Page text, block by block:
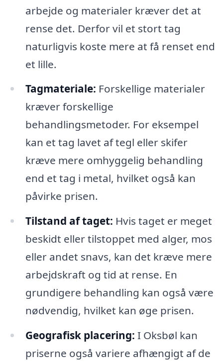
arbejde og materialer kræver det at
rense det. Derfor vil et stort tag
naturligvis koste mere at få renset end
et lille.
Tagmateriale: Forskellige materialer
kræver forskellige
behandlingsmetoder. For eksempel
kan et tag lavet af tegl eller skifer
kræve mere omhyggelig behandling
end et tag i metal, hvilket også kan
påvirke prisen.
Tilstand af taget: Hvis taget er meget
beskidt eller tilstoppet med alger, mos
eller andet snavs, kan det kræve mere
arbejdskraft og tid at rense. En
grundigere behandling kan også være
nødvendig, hvilket kan øge prisen.
Geografisk placering: I Oksbøl kan
priserne også variere afhængigt af de